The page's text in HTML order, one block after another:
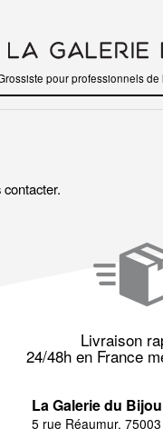
pour professionnels
Livraison
24/48h en France
La Galerie du Bijou
5 rue Réaumur, 75003